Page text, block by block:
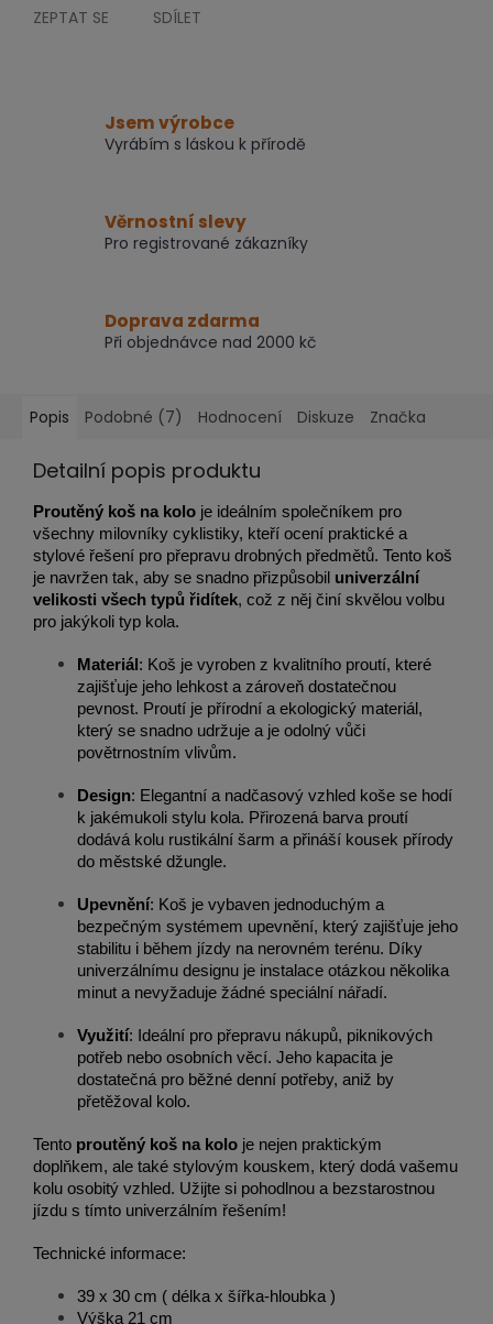
ZEPTAT SE SDÍLET
Jsem výrobce
Vyrábím s láskou k přírodě
Věrnostní slevy
Pro registrované zákazníky
Doprava zdarma
Při objednávce nad 2000 kč
Popis Podobné (7) Hodnocení Diskuze Značka
Detailní popis produktu
Proutěný koš na kolo je ideálním společníkem pro
všechny milovníky cyklistiky, kteří ocení praktické a
stylové řešení pro přepravu drobných předmětů. Tento koš
je navržen tak, aby se snadno přizpůsobil univerzální
velikosti všech typů řidítek, což z něj činí skvělou volbu
pro jakýkoli typ kola.
Materiál : Koš je vyroben z kvalitního proutí, které
zajišťuje jeho lehkost a zároveň dostatečnou
pevnost. Proutí je přírodní a ekologický materiál,
který se snadno udržuje a je odolný vůči
povětrnostním vlivům.
Design: Elegantní a nadčasový vzhled koše se hodí
k jakémukoli stylu kola. Přirozená barva proutí
dodává kolu rustikální šarm a přináší kousek přírody
do městské džungle.
Upevnění: Koš je vybaven jednoduchým a
bezpečným systémem upevnění, který zajišťuje jeho
stabilitu i během jízdy na nerovném terénu. Díky
univerzálnímu designu je instalace otázkou několika
minut a nevyžaduje žádné speciální nářadí.
Využití: Ideální pro přepravu nákupů, piknikových
potřeb nebo osobních věcí. Jeho kapacita je
dostatečná pro běžné denní potřeby, aniž by
přetěžoval kolo.
Tento proutěný koš na kolo je nejen praktickým
doplňkem, ale také stylovým kouskem, který dodá vašemu
kolu osobitý vzhled. Užijte si pohodlnou a bezstarostnou
jízdu s tímto univerzálním řešením!
Technické informace:
39 x 30 cm ( délka x šířka-hloubka )
Výška 21 cm